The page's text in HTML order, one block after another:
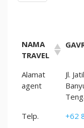
NAMA
TRAVEL
Alamat
agent
Jl.
Telp.
+62